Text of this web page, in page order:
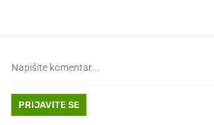
PRIJAVITE SE